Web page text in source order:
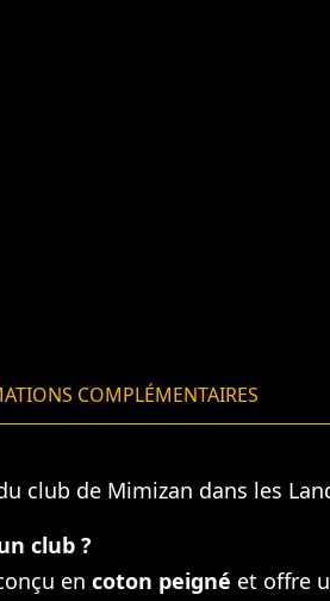
COMPLÉMENTAIRES
club de Mimizan dans les
club ?
encoton peigné et offre